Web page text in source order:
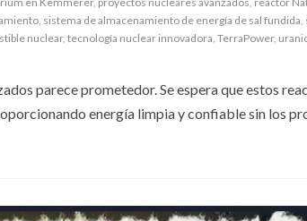
sistema de almacenamiento de energía de sal fundida
nuclear, tecnología nuclear innovadora TerraPower,
parece prometedor. Se espera que estos
energía limpia y confiable sin los